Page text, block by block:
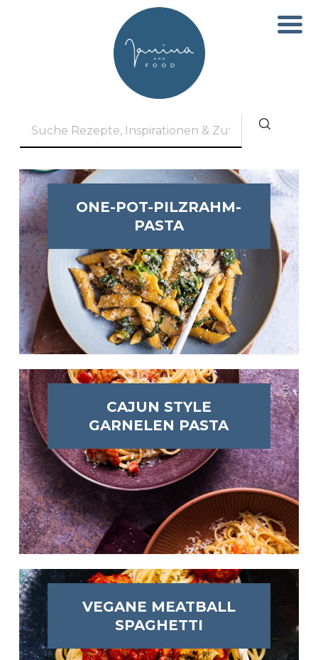
ONE-POT-PILZRAHM-
PASTA
CAJUN STYLE
GARNELEN PASTA
VEGANE MEATBALL
SPAGHETTI